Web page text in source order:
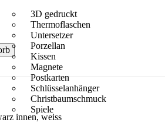
3D gedruckt
Thermoflaschen
Untersetzer
Porzellan
Kissen
Magnete
Postkarten
Schlüsselanhänger
Christbaumschmuck
Spiele
innen, weiss